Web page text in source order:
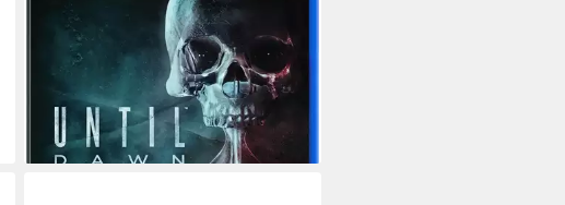
Plattform
keine Jugendfreigabe (ab 18 Jahren)
lieferbar - in 3-4 Werktagen bei dir